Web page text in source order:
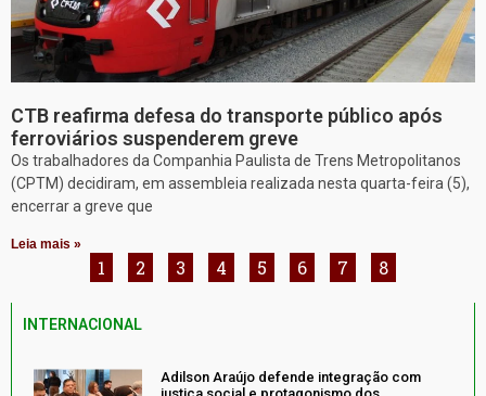
CTB reafirma defesa do transporte público após
ferroviários suspenderem greve
Os trabalhadores da Companhia Paulista de Trens Metropolitanos
(CPTM) decidiram, em assembleia realizada nesta quarta-feira (5),
encerrar a greve que
Leia mais »
1 2 3 4 5 6 7 8
INTERNACIONAL
Adilson Araújo defende integração com